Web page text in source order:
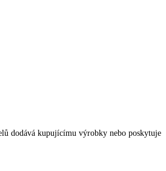
dodává kupujícímu výrobky nebo poskytuje